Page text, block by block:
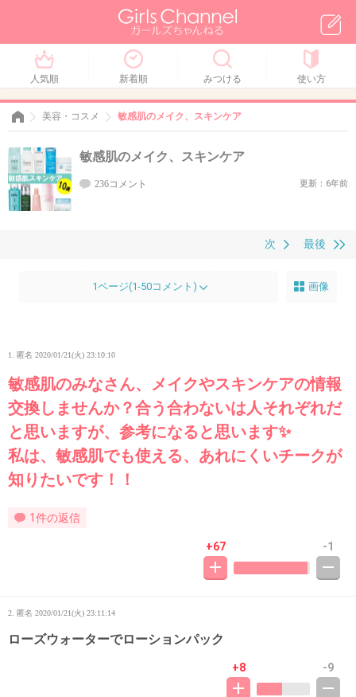
人気順 新着順 みつける 使い方
美容・コスメ 敏感肌のメイク、スキンケア
敏感肌のメイク、スキンケア
236コメント 更新：6年前
最後
次
1ページ(1-50コメント) 画像
1. 匿名 2020/01/21(火) 23:10:10
敏感肌のみなさん、メイクやスキンケアの情報
交換しませんか？合う合わないは人それぞれだ
と思いますが、参考になると思います✨
私は、敏感肌でも使える、あれにくいチークが
知りたいです！！
1件の返信
+67 -1
2. 匿名 2020/01/21(火) 23:11:14
ローズウォーターでローションパック
+8 -9